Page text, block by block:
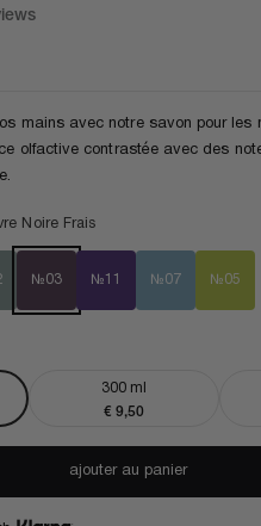
mains avec notre savon pour les
olfactive contrastée avec des
Noire Frais
№03 №11 №07 №05
300 ml
Prix de vente
€ 9,50
ajouter au panier